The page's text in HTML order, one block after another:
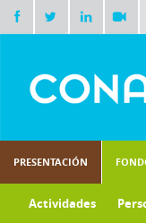
PRESENTACIÓN
Actividades